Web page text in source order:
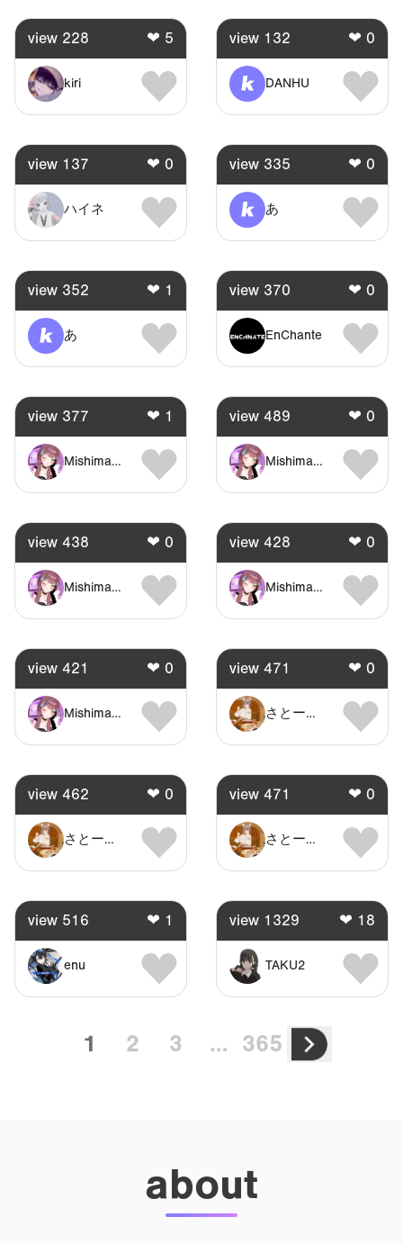
view 228 ❤ 5
kiri
view 132 ❤ 0
DANHU
view 137 ❤ 0
ハイネ
view 335 ❤ 0
あ
view 352 ❤ 1
あ
view 370 ❤ 0
EnChante
view 377 ❤ 1
MishimaHiaka
view 489 ❤ 0
MishimaHiaka
view 438 ❤ 0
MishimaHiaka
view 428 ❤ 0
MishimaHiaka
view 421 ❤ 0
MishimaHiaka
view 471 ❤ 0
さとーこずみっく
view 462 ❤ 0
さとーこずみっく
view 471 ❤ 0
さとーこずみっく
view 516 ❤ 1
enu
view 1329 ❤ 18
TAKU2
1 2 3 … 365
about